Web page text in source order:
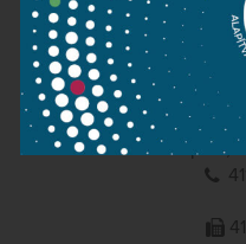
1095 Budapest,